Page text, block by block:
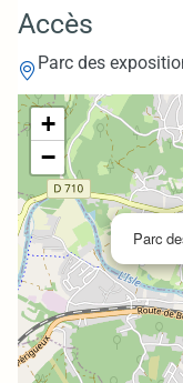
Accès
Parc des
Parc
+
−